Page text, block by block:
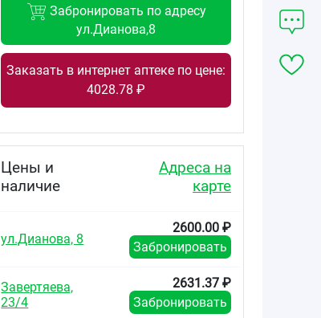
Забронировать по адресу
ул.Дианова,8
Заказать в интернет аптеке по цене:
4028.78 ₽
Цены и
наличие
Адреса на
карте
ул.Дианова, 8
2600.00 ₽
Забронировать
Завертяева,
23/4
2631.37 ₽
Забронировать